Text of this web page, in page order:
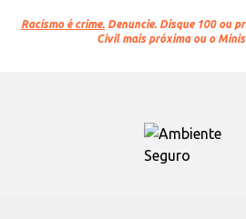
Racismo é crime. Denuncie. Disque 100 ou
Civil mais próxima ou o